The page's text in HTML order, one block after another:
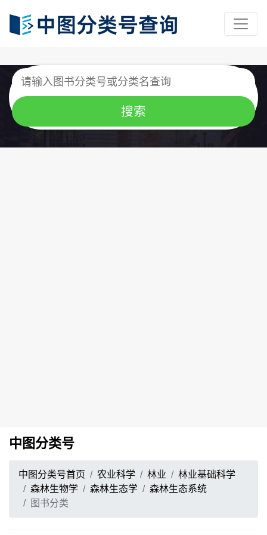
中图分类号
中图分类号首页 农业科学 林业
林业基础科学
森林生物学
森林生态学
森林生态系统
图书分类